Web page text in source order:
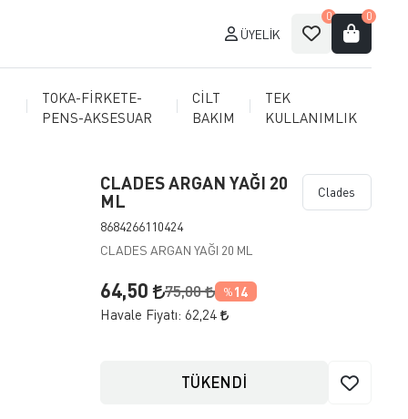
ÜYELIK
0 0
TOKA-FİRKETE-
PENS-AKSESUAR
CİLT
BAKIM
TEK
KULLANIMLIK
CLADES ARGAN YAĞI 20
ML
8684266110424
Clades
CLADES ARGAN YAĞI 20 ML
64,50 75,00 % 14
Havale Fiyatı: 62,24
TÜKENDİ